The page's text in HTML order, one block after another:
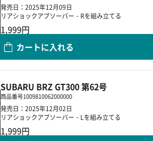
発売日：2025年12月09日
リアショックアブソーバー・Rを組み立てる
1,999円
カートに入れる
SUBARU BRZ GT300 第62号
商品番号1009810062000000
発売日：2025年12月02日
リアショックアブソーバー・Lを組み立てる
1,999円